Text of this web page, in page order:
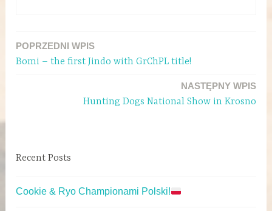
POPRZEDNI WPIS
Bomi – the first Jindo with GrChPL title!
NASTĘPNY WPIS
Hunting Dogs National Show in Krosno
Recent Posts
Cookie & Ryo Championami Polski!